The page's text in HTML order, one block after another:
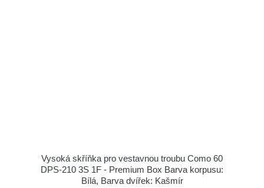
Vysoká skříňka pro vestavnou troubu Como 60
DPS-210 3S 1F - Premium Box Barva korpusu:
Bílá, Barva dvířek: Kašmír